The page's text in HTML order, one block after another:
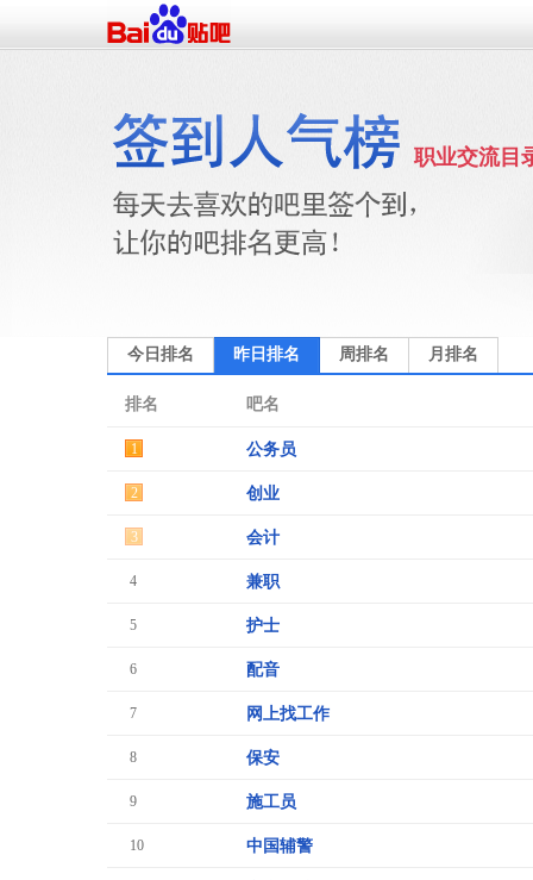
职业交流目
今日排名 昨日排名 周排名 月排名
排名 吧名
1 公务员
2 创业
3 会计
4 兼职
5 护士
6 配音
7 网上找工作
8 保安
9 施工员
10 中国辅警